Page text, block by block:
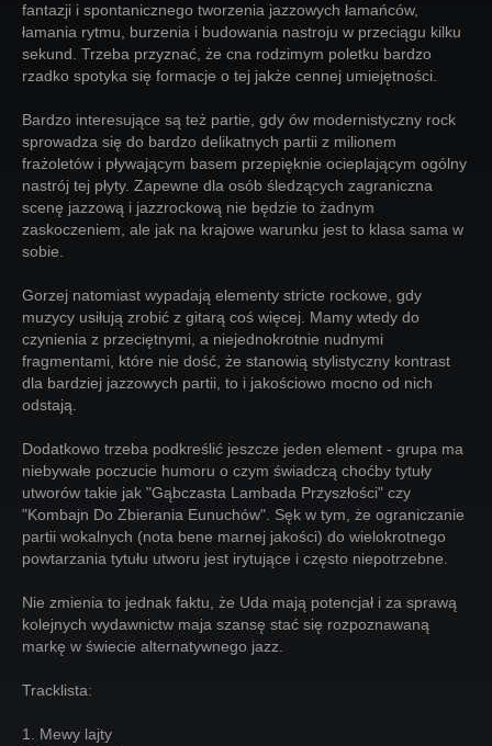
fantazji i spontanicznego tworzenia jazzowych łamańców,
łamania rytmu, burzenia i budowania nastroju w przeciągu kilku
sekund. Trzeba przyznać, że cna rodzimym poletku bardzo
rzadko spotyka się formacje o tej jakże cennej umiejętności.
Bardzo interesujące są też partie, gdy ów modernistyczny rock
sprowadza się do bardzo delikatnych partii z milionem
frażoletów i pływającym basem przepięknie ocieplającym ogólny
nastrój tej płyty. Zapewne dla osób śledzących zagraniczna
scenę jazzową i jazzrockową nie będzie to żadnym
zaskoczeniem, ale jak na krajowe warunku jest to klasa sama w
sobie.
Gorzej natomiast wypadają elementy stricte rockowe, gdy
muzycy usiłują zrobić z gitarą coś więcej. Mamy wtedy do
czynienia z przeciętnymi, a niejednokrotnie nudnymi
fragmentami, które nie dość, że stanowią stylistyczny kontrast
dla bardziej jazzowych partii, to i jakościowo mocno od nich
odstają.
Dodatkowo trzeba podkreślić jeszcze jeden element - grupa ma
niebywałe poczucie humoru o czym świadczą choćby tytuły
utworów takie jak "Gąbczasta Lambada Przyszłości" czy
"Kombajn Do Zbierania Eunuchów". Sęk w tym, że ograniczanie
partii wokalnych (nota bene marnej jakości) do wielokrotnego
powtarzania tytułu utworu jest irytujące i często niepotrzebne.
Nie zmienia to jednak faktu, że Uda mają potencjał i za sprawą
kolejnych wydawnictw maja szansę stać się rozpoznawaną
markę w świecie alternatywnego jazz.
Tracklista:
1. Mewy lajty